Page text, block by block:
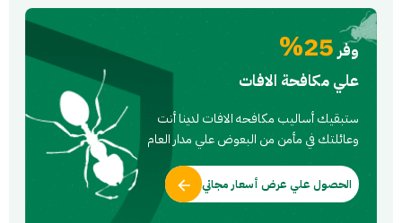
وفر 25%
علي مكافحة الافات
ستبقيك أساليب مكافحه الافات لدينا أنت
وعائلتك في مأمن من البعوض علي مدار العام
الحصول علي عرض أسعار مجاني